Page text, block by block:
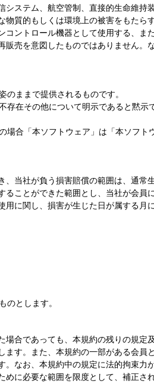
ステム、航空管制、直接的生命維持
質的もしくは環境上の被害をもたら
ントロール機器として使用する、ま
売を意図したものではありません。
ままで提供されるものです。
存在その他について明示であると黙示
場合「本ソフトウェア」は「本ソフト
当社が負う損害賠償の範囲は、通常
ことができた範囲とし、当社が会員
に関し、損害が生じた日が属する月
とします。
合であっても、本規約の残りの規定
す。また、本規約の一部がある会員
なお、本規約中の規定に法的拘束力
に必要な範囲を限度として、補正さ